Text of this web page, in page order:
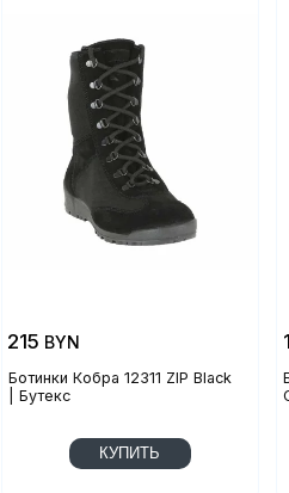
Ботинки Кобра 12311 ZIP Black
| Бутекс
215 BYN
КУПИТЬ